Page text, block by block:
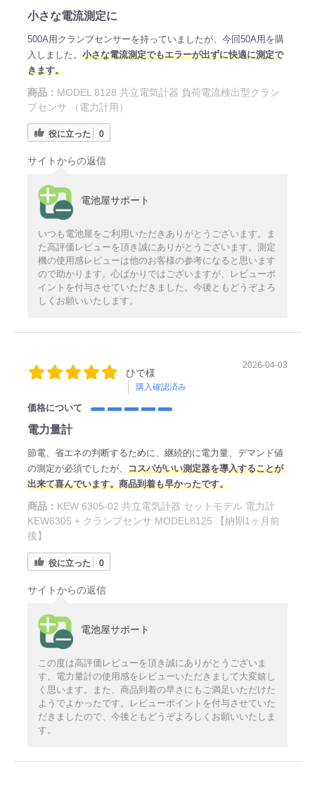
小さな電流測定に
500A用クランプセンサーを持っていましたが、今回50A用を購
入しました。 小さな電流測定でもエラーが出ずに快適に測定で
きます。
商品： MODEL 8128 共立電気計器 負荷電流検出型クラン
プセンサ （電力計用）
役に立った 0
サイトからの返信
電池屋サポート
いつも電池屋をご利用いただきありがとうございます。ま
た高評価レビューを頂き誠にありがとうございます。測定
機の使用感レビューは他のお客様の参考になると思います
ので助かります。心ばかりではございますが、レビューポ
イントを付与させていただきました。今後ともどうぞよろ
しくお願いいたします。
ひで様
購入確認済み
2026-04-03
価格について
電力量計
節電、省エネの判断するために、継続的に電力量、デマンド値
の測定が必須でしたが、 コスパがいい測定器を導入することが
出来て喜んでいます。商品到着も早かったです。
商品： KEW 6305-02 共立電気計器 セットモデル 電力計
KEW6305 + クランプセンサ MODEL8125 【納期1ヶ月前
後】
役に立った 0
サイトからの返信
電池屋サポート
この度は高評価レビューを頂き誠にありがとうございま
す。電力量計の使用感をレビューいただきまして大変嬉し
く思います。また、商品到着の早さにもご満足いただけた
ようでよかったです。レビューポイントを付与させていた
だきましたので、今後ともどうぞよろしくお願いいたしま
す。